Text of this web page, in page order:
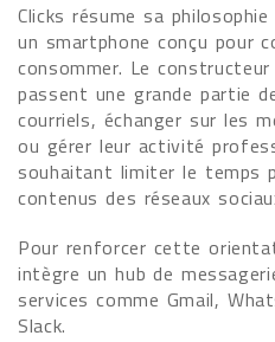
Clicks résume sa
un smartphone conçu pour
consommer. Le
passent une grande partie
courriels, échanger sur les
ou gérer leur activité
souhaitant limiter le temps
contenus des réseaux
Pour renforcer cette
intègre un hub de
services comme Gmail,
Slack.